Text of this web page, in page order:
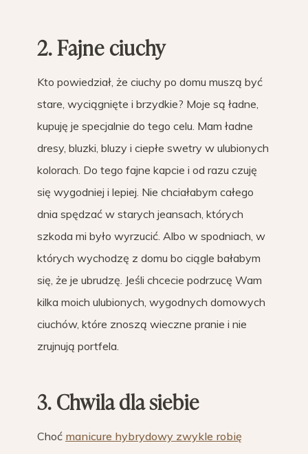
2. Fajne ciuchy
Kto powiedział, że ciuchy po domu muszą być
stare, wyciągnięte i brzydkie? Moje są ładne,
kupuję je specjalnie do tego celu. Mam ładne
dresy, bluzki, bluzy i ciepłe swetry w ulubionych
kolorach. Do tego fajne kapcie i od razu czuję
się wygodniej i lepiej. Nie chciałabym całego
dnia spędzać w starych jeansach, których
szkoda mi było wyrzucić. Albo w spodniach, w
których wychodzę z domu bo ciągle bałabym
się, że je ubrudzę. Jeśli chcecie podrzucę Wam
kilka moich ulubionych, wygodnych domowych
ciuchów, które znoszą wieczne pranie i nie
zrujnują portfela.
3. Chwila dla siebie
Choć manicure hybrydowy zwykle robię